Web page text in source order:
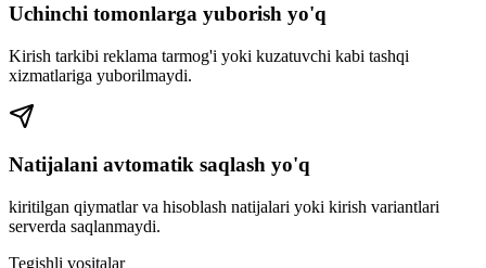
Uchinchi tomonlarga yuborish yo'q
Kirish tarkibi reklama tarmog'i yoki kuzatuvchi kabi tashqi
xizmatlariga yuborilmaydi.
Natijalani avtomatik saqlash yo'q
kiritilgan qiymatlar va hisoblash natijalari yoki kirish variantlari
serverda saqlanmaydi.
Tegishli vositalar